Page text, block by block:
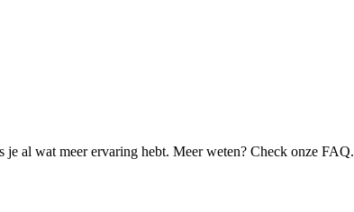
al wat meer ervaring hebt. Meer weten? Check onze FAQ.